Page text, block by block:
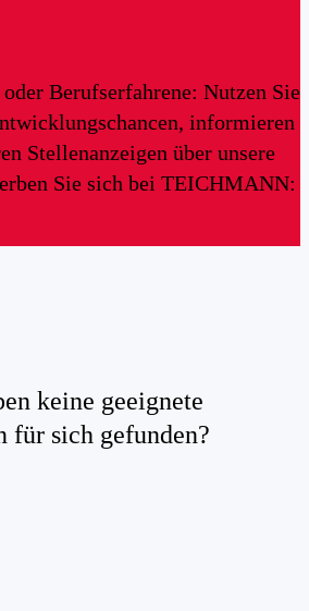
Berufserfahrene: Nutzen Sie
informieren
Stellenanzeigen über unsere
Sie sich bei TEICHMANN:
keine geeignete
für sich gefunden?